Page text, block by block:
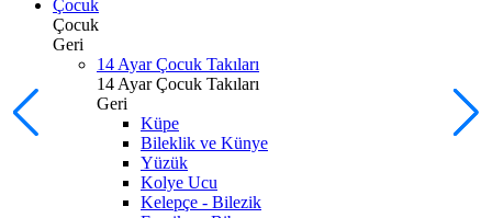
Çocuk
Çocuk
Geri
14 Ayar Çocuk Takıları
14 Ayar Çocuk Takıları
Geri
Küpe
Bileklik ve Künye
Yüzük
Kolye Ucu
Kelepçe - Bilezik